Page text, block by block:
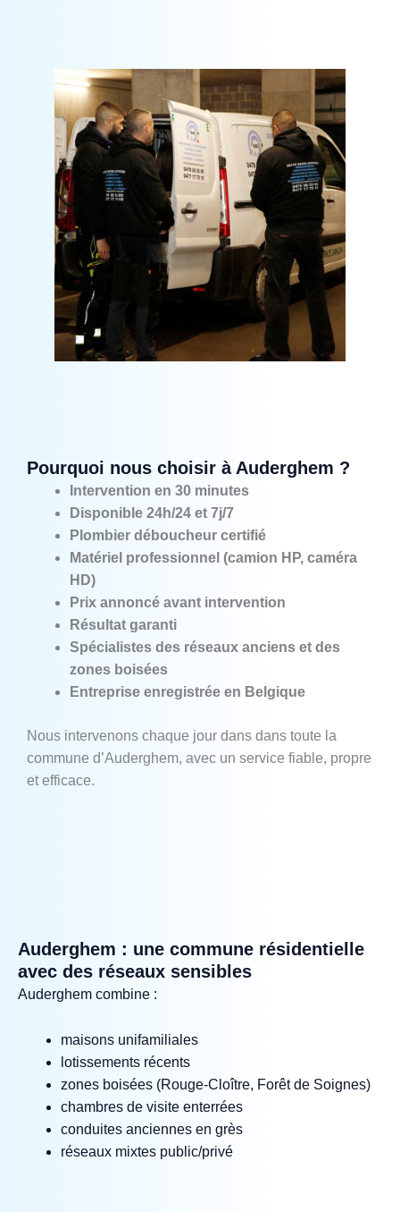
Pourquoi nous choisir à Auderghem ?
Intervention en 30 minutes
Disponible 24h/24 et 7j/7
Plombier déboucheur certifié
Matériel professionnel (camion HP, caméra
HD)
Prix annoncé avant intervention
Résultat garanti
Spécialistes des réseaux anciens et des
zones boisées
Entreprise enregistrée en Belgique
Nous intervenons chaque jour dans dans toute la
commune d’Auderghem, avec un service fiable, propre
et efficace.
Auderghem : une commune résidentielle
avec des réseaux sensibles
Auderghem combine :
maisons unifamiliales
lotissements récents
zones boisées (Rouge‑Cloître, Forêt de Soignes)
chambres de visite enterrées
conduites anciennes en grès
réseaux mixtes public/privé